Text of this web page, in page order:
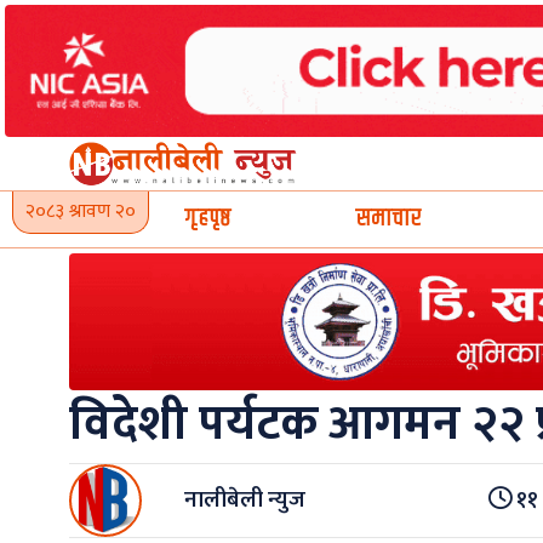
Skip
content
२०८३ श्रावण २० गृहपृष्ठ समाचार
विदेशी पर्यटक आगमन २२
नालीबेली न्युज ११